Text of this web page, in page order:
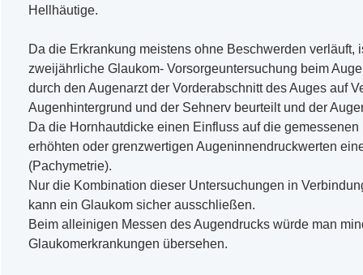
Hellhäutige.
Da die Erkrankung meistens ohne Beschwerden verläuft,
zweijährliche Glaukom- Vorsorgeuntersuchung beim
durch den Augenarzt der Vorderabschnitt des Auges auf
Augenhintergrund und der Sehnerv beurteilt und der
Da die Hornhautdicke einen Einfluss auf die
erhöhten oder grenzwertigen Augeninnendruckwerten
(Pachymetrie).
Nur die Kombination dieser Untersuchungen in
kann ein Glaukom sicher ausschließen.
Beim alleinigen Messen des Augendrucks würde man
Glaukomerkrankungen übersehen.